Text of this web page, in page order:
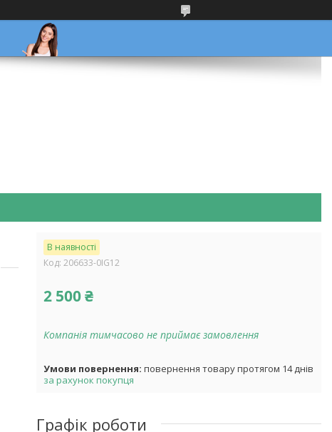
В наявності
Код: 206633-0IG12
2 500 ₴
Компанія тимчасово не приймає замовлення
повернення товару протягом 14 днів
за рахунок покупця
Графік роботи